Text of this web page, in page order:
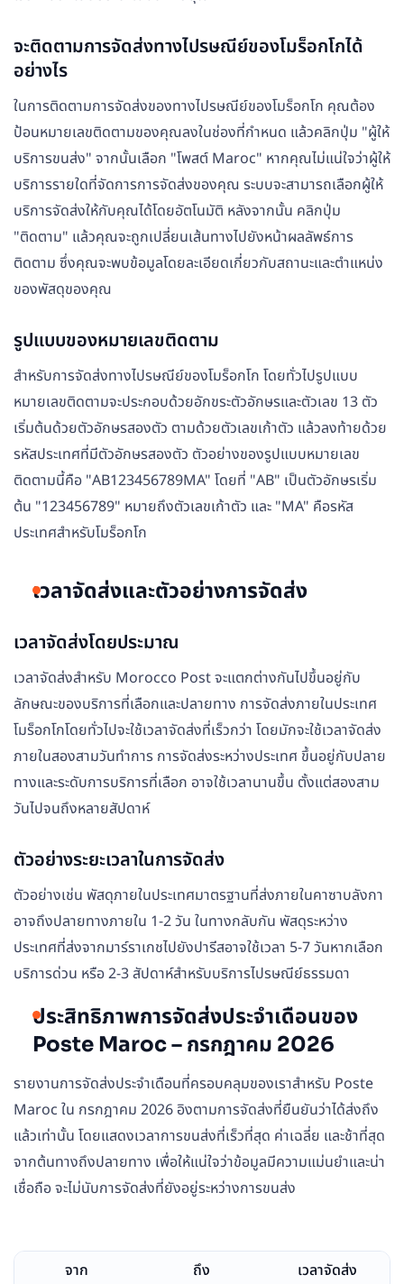
จะติดตามการจัดส่งทางไปรษณีย์ของโมร็อกโกได้
อย่างไร
ในการติดตามการจัดส่งของทางไปรษณีย์ของโมร็อกโก คุณต้อง
ป้อนหมายเลขติดตามของคุณลงในช่องที่กำหนด แล้วคลิกปุ่ม "ผู้ให้
บริการขนส่ง" จากนั้นเลือก "โพสต์ Maroc" หากคุณไม่แน่ใจว่าผู้ให้
บริการรายใดที่จัดการการจัดส่งของคุณ ระบบจะสามารถเลือกผู้ให้
บริการจัดส่งให้กับคุณได้โดยอัตโนมัติ หลังจากนั้น คลิกปุ่ม
"ติดตาม" แล้วคุณจะถูกเปลี่ยนเส้นทางไปยังหน้าผลลัพธ์การ
ติดตาม ซึ่งคุณจะพบข้อมูลโดยละเอียดเกี่ยวกับสถานะและตำแหน่ง
ของพัสดุของคุณ
รูปแบบของหมายเลขติดตาม
สำหรับการจัดส่งทางไปรษณีย์ของโมร็อกโก โดยทั่วไปรูปแบบ
หมายเลขติดตามจะประกอบด้วยอักขระตัวอักษรและตัวเลข 13 ตัว
เริ่มต้นด้วยตัวอักษรสองตัว ตามด้วยตัวเลขเก้าตัว แล้วลงท้ายด้วย
รหัสประเทศที่มีตัวอักษรสองตัว ตัวอย่างของรูปแบบหมายเลข
ติดตามนี้คือ "AB123456789MA" โดยที่ "AB" เป็นตัวอักษรเริ่ม
ต้น "123456789" หมายถึงตัวเลขเก้าตัว และ "MA" คือรหัส
ประเทศสำหรับโมร็อกโก
เวลาจัดส่งและตัวอย่างการจัดส่ง
เวลาจัดส่งโดยประมาณ
เวลาจัดส่งสำหรับ Morocco Post จะแตกต่างกันไปขึ้นอยู่กับ
ลักษณะของบริการที่เลือกและปลายทาง การจัดส่งภายในประเทศ
โมร็อกโกโดยทั่วไปจะใช้เวลาจัดส่งที่เร็วกว่า โดยมักจะใช้เวลาจัดส่ง
ภายในสองสามวันทำการ การจัดส่งระหว่างประเทศ ขึ้นอยู่กับปลาย
ทางและระดับการบริการที่เลือก อาจใช้เวลานานขึ้น ตั้งแต่สองสาม
วันไปจนถึงหลายสัปดาห์
ตัวอย่างระยะเวลาในการจัดส่ง
ตัวอย่างเช่น พัสดุภายในประเทศมาตรฐานที่ส่งภายในคาซาบลังกา
อาจถึงปลายทางภายใน 1-2 วัน ในทางกลับกัน พัสดุระหว่าง
ประเทศที่ส่งจากมาร์ราเกชไปยังปารีสอาจใช้เวลา 5-7 วันหากเลือก
บริการด่วน หรือ 2-3 สัปดาห์สำหรับบริการไปรษณีย์ธรรมดา
ประสิทธิภาพการจัดส่งประจำเดือนของ
Poste Maroc – กรกฎาคม 2026
รายงานการจัดส่งประจำเดือนที่ครอบคลุมของเราสำหรับ Poste
Maroc ใน กรกฎาคม 2026 อิงตามการจัดส่งที่ยืนยันว่าได้ส่งถึง
แล้วเท่านั้น โดยแสดงเวลาการขนส่งที่เร็วที่สุด ค่าเฉลี่ย และช้าที่สุด
จากต้นทางถึงปลายทาง เพื่อให้แน่ใจว่าข้อมูลมีความแม่นยำและน่า
เชื่อถือ จะไม่นับการจัดส่งที่ยังอยู่ระหว่างการขนส่ง
จาก ถึง เวลาจัดส่ง